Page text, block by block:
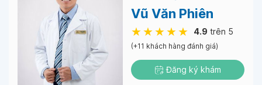
Vũ Văn Phiên
4.9 trên 5
(+11 khách hàng đánh giá)
Đăng ký khám